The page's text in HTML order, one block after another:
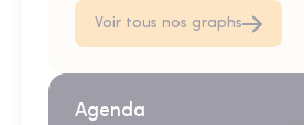
Voir tous nos graphs
Agenda